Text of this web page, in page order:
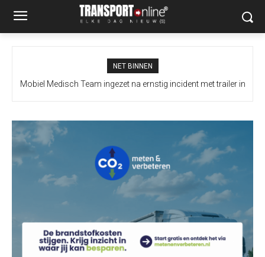
NET BINNEN
Mobiel Medisch Team ingezet na ernstig incident met trailer in
Bermbrand langs A12 zorgt voor afsluitingen bij knooppunt